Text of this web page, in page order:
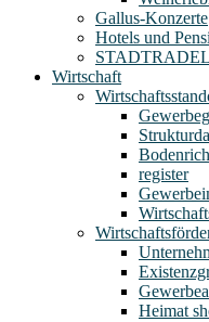
Gallus-Konzerte
Hotels und
Wirtschaft
register
Heimat